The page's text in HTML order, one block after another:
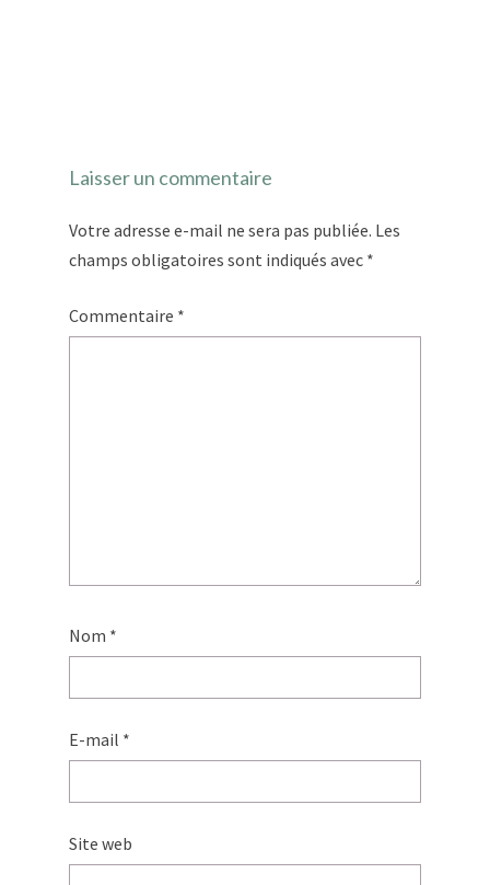
Laisser un commentaire
Votre adresse e-mail ne sera pas publiée. Les
champs obligatoires sont indiqués avec *
Commentaire *
Nom *
E-mail *
Site web